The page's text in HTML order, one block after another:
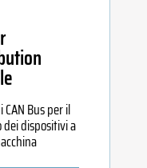
Bus per il
dispositivi a